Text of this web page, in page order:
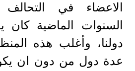
الاعضاء في
السنوات الماضية
دولنا، وأغلب هذه
عدة دول من دون ان